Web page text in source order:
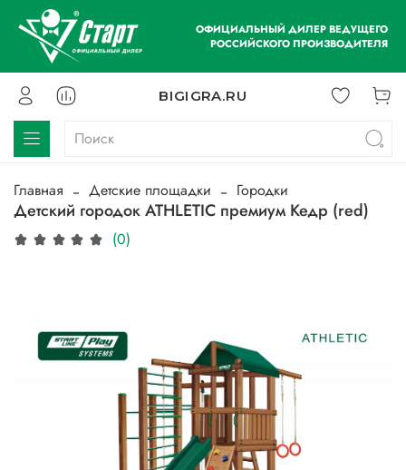
ОФИЦИАЛЬНЫЙ ДИЛЕР ВЕДУЩЕГО
РОССИЙСКОГО ПРОИЗВОДИТЕЛЯ
BIGIGRA.RU
Главная Детские площадки Городки
Детский городок ATHLETIC премиум Кедр (red)
(0)